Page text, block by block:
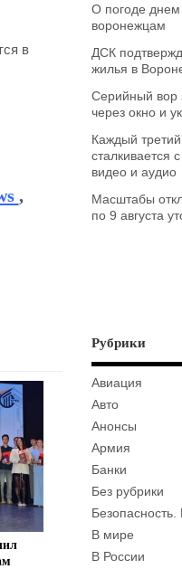
в
,
О погоде днем
воронежцам
ДСК
жилья в
Серийный вор
через окно и
Каждый
сталкивается
видео и аудио
Масштабы
по 9 августа
Рубрики
Авиация
Авто
Анонсы
Армия
Банки
Без рубрики
В мире
В России